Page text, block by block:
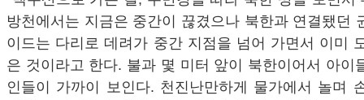
방천에서는 지금은 중간이 끊겼으나 북한과 연결됐던
이드는 다리로 데려가 중간 지점을 넘어 가면서 이미
은 것이라고 한다. 불과 몇 미터 앞이 북한이어서 아이
인들이 가까이 보인다. 천진난만하게 물가에서 놀며